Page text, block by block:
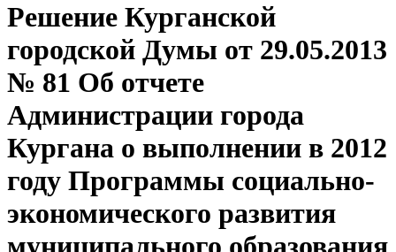
Решение Курганской
городской Думы от 29.05.2013
№ 81 Об отчете
Администрации города
Кургана о выполнении в 2012
году Программы социально-
экономического развития